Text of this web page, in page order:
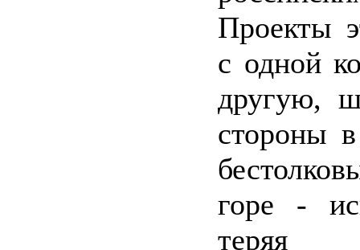
Проекты
с одной
другую,
стороны
горе -